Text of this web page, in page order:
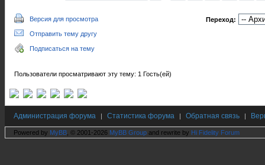
Версия для просмотра
Отправить тему другу
Подписаться на тему
Переход:
Пользователи просматривают эту тему: 1 Гость(ей)
Администрация форума | Статистика форума | Обратная связь |
Powered by MyBB , © 2001-2026 MyBB Group and rewrite by Hi Fidelity Forum